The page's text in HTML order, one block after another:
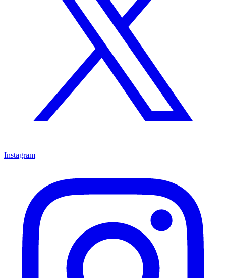
Instagram